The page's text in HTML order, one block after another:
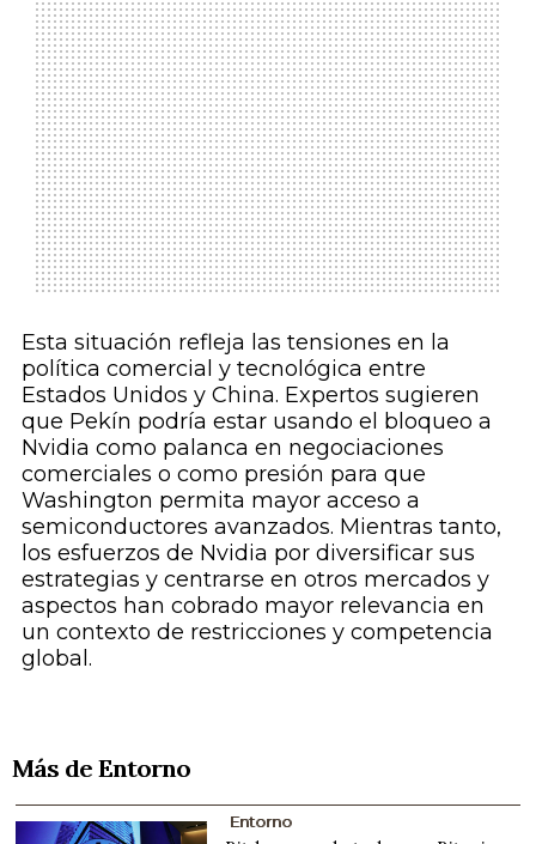
Esta situación refleja las tensiones en la
política comercial y tecnológica entre
Estados Unidos y China. Expertos sugieren
que Pekín podría estar usando el bloqueo a
Nvidia como palanca en negociaciones
comerciales o como presión para que
Washington permita mayor acceso a
semiconductores avanzados. Mientras tanto,
los esfuerzos de Nvidia por diversificar sus
estrategias y centrarse en otros mercados y
aspectos han cobrado mayor relevancia en
un contexto de restricciones y competencia
global.
Más de Entorno
Entorno